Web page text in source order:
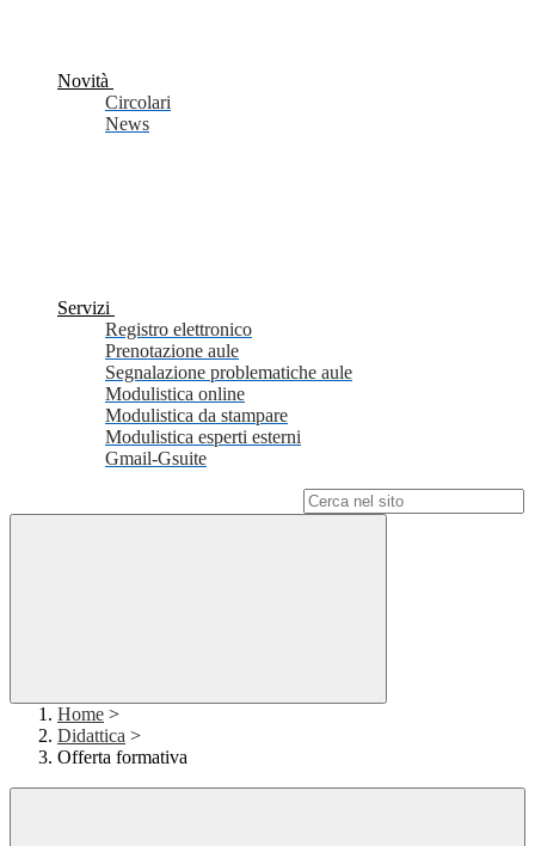
Novità
Circolari
News
Servizi
Registro elettronico
Prenotazione aule
Segnalazione problematiche aule
Modulistica online
Modulistica da stampare
Modulistica esperti esterni
Gmail-Gsuite
Home >
Didattica >
Offerta formativa